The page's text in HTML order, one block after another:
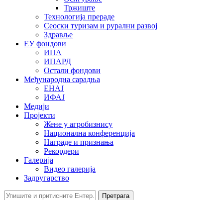
Тржиште
Технологија прераде
Сеоски туризам и рурални развој
Здравље
ЕУ фондови
ИПА
ИПАРД
Остали фондови
Међународна сарадња
ЕНАЈ
ИФАЈ
Медији
Пројекти
Жене у агробизнису
Национална конференција
Награде и признања
Рекордери
Галерија
Видео галерија
Задругарство
Претрага